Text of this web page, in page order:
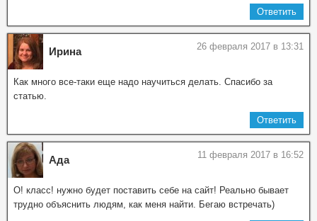
Ответить
Ирина 26 февраля 2017 в 13:31
Как много все-таки еще надо научиться делать. Спасибо за
статью.
Ответить
Ада 11 февраля 2017 в 16:52
О! класс! нужно будет поставить себе на сайт! Реально бывает
трудно объяснить людям, как меня найти. Бегаю встречать)